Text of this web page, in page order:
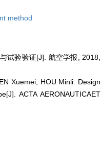
method
试验验证[J]. 航空学报, 2018,
Xuemei, HOU Minli. Design
ACTA AERONAUTICAET